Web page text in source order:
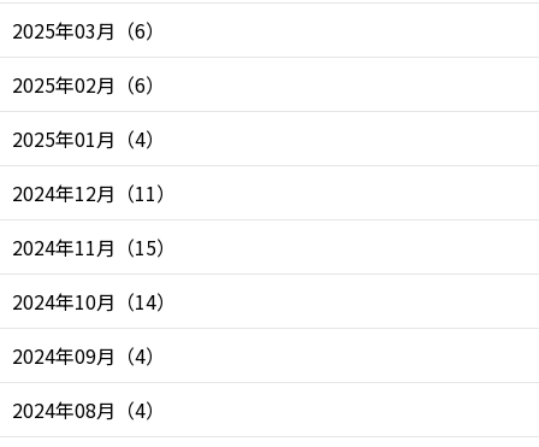
2025年03月 （6）
2025年02月 （6）
2025年01月 （4）
2024年12月 （11）
2024年11月 （15）
2024年10月 （14）
2024年09月 （4）
2024年08月 （4）